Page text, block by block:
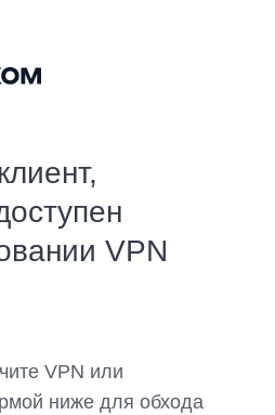
VPN
VPN или
ниже для обхода